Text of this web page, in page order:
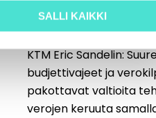
SALLI KAIKKI
29.9.2015
KTM Eric Sandelin:
budjettivajeet ja
pakottavat valtioita
verojen keruuta